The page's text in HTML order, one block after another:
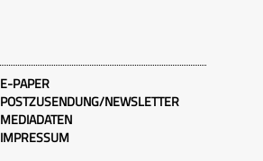
E-PAPER
POSTZUSENDUNG/NEWSLETTER
MEDIADATEN
IMPRESSUM